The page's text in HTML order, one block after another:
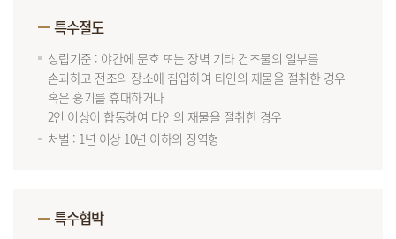
특수절도
성립기준 : 야간에 문호 또는 장벽 기타 건조물의 일부를
손괴하고 전조의 장소에 침입하여 타인의 재물을 절취한 경우
혹은 흉기를 휴대하거나
2인 이상이 합동하여 타인의 재물을 절취한 경우
처벌 : 1년 이상 10년 이하의 징역형
특수협박